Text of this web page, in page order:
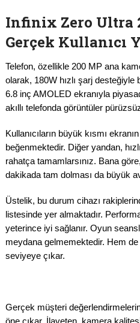
Infinix Zero Ultra
Gerçek Kullanıcı
Telefon, özellikle 200 MP ana
olarak, 180W hızlı şarj desteğiyle
6.8 inç AMOLED ekranıyla
akıllı telefonda görüntüler
Kullanıcıların büyük kısmı
beğenmektedir. Diğer yandan,
rahatça tamamlarsınız. Bana
dakikada tam dolması da büyük
Üstelik, bu durum cihazı
listesinde yer almaktadır.
yeterince iyi sağlanır. Oyun
meydana gelmemektedir. Hem
seviyeye çıkar.
Gerçek müşteri